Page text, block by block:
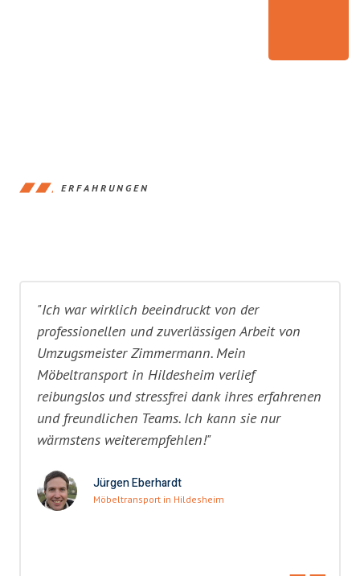
ERFAHRUNGEN
"Ich war wirklich beeindruckt von der
professionellen und zuverlässigen Arbeit von
Umzugsmeister Zimmermann. Mein
Möbeltransport in Hildesheim verlief
reibungslos und stressfrei dank ihres erfahrenen
und freundlichen Teams. Ich kann sie nur
wärmstens weiterempfehlen!"
Jürgen Eberhardt
Möbeltransport in Hildesheim